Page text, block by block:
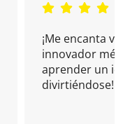
¡Me encanta
innovador
aprender un
divirtiéndose!